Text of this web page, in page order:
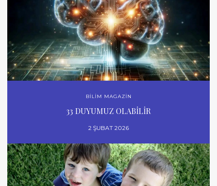
BİLİM MAGAZİN
33 DUYUMUZ OLABİLİR
2 ŞUBAT 2026